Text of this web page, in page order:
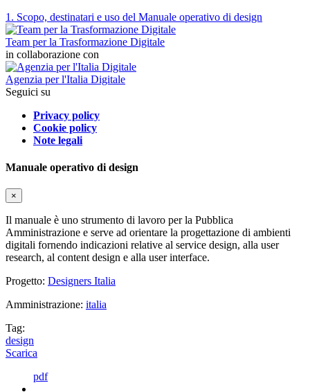
1. Scopo, destinatari e uso del Manuale operativo di design
Team per la Trasformazione Digitale
in collaborazione con
Agenzia per l'Italia Digitale
Seguici su
Privacy policy
Cookie policy
Note legali
Manuale operativo di design
×
Il manuale è uno strumento di lavoro per la Pubblica
Amministrazione e serve ad orientare la progettazione di ambienti
digitali fornendo indicazioni relative al service design, alla user
research, al content design e alla user interface.
Progetto: Designers Italia
Amministrazione: italia
Tag:
design
Scarica
pdf